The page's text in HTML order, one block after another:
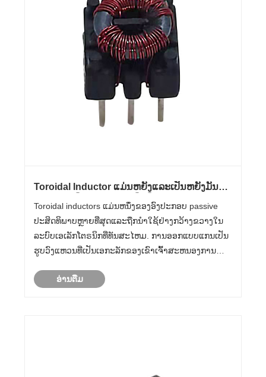
Toroidal Inductor ແມ່ນຫຍັງແລະເປັນຫຍັງມັນຈຶ່ງ
Toroidal inductors ແມ່ນຫນຶ່ງຂອງອົງປະກອບ passive
ປະສິດທິພາບຫຼາຍທີ່ສຸດແລະຖືກນໍາໃຊ້ຢ່າງກວ້າງຂວາງໃນ
ລະບົບເອເລັກໂຕຣນິກທີ່ທັນສະໄຫມ. ການອອກແບບແກນເປັນ
ຮູບວົງແຫວນທີ່ເປັນເອກະລັກຂອງເຂົາເຈົ້າສະຫນອງການ
ໄຟຟ້າ, ແລະປະສິດທິພາບພະລັງງານສູງເມື່ອທຽບກັບ
ອ່ານ​ຕື່ມ